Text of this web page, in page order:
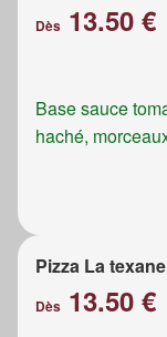
Dès 13.50 €
Base sauce
haché,
Pizza La texane
Dès 13.50 €